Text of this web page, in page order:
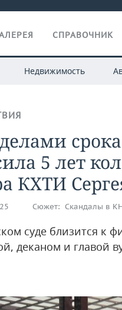
СПРАВОЧНИК
Недвижимость
5 лет
КХТИ
Сюжет: Скандалы в
суде близится к
деканом и главой